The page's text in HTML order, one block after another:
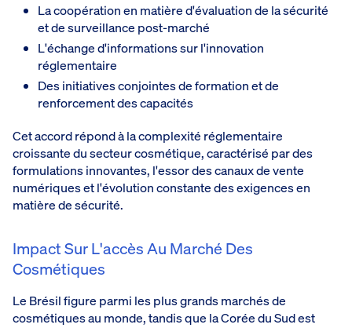
La coopération en matière d'évaluation de la sécurité
et de surveillance post-marché
L'échange d'informations sur l'innovation
réglementaire
Des initiatives conjointes de formation et de
renforcement des capacités
Cet accord répond à la complexité réglementaire
croissante du secteur cosmétique, caractérisé par des
formulations innovantes, l'essor des canaux de vente
numériques et l'évolution constante des exigences en
matière de sécurité.
Impact Sur L'accès Au Marché Des
Cosmétiques
Le Brésil figure parmi les plus grands marchés de
cosmétiques au monde, tandis que la Corée du Sud est